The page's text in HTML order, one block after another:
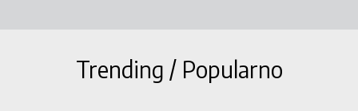
Trending / Popularno